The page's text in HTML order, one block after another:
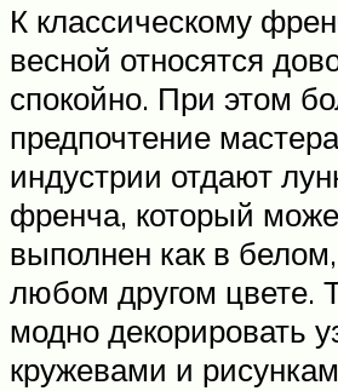
К классическому
весной относятся
спокойно. При этом
предпочтение
индустрии отдают
френча, который
выполнен как в
любом другом цвете.
модно декорировать
кружевами и